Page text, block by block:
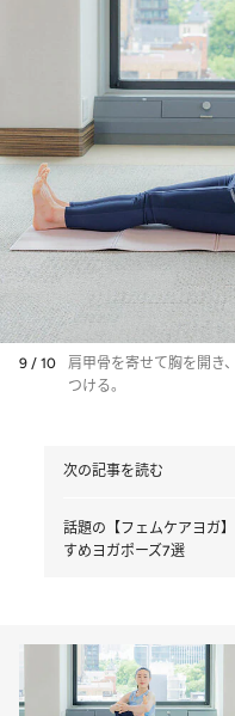
9 / 10
肩甲骨を寄せて胸を開き
つける。
次の記事を読む
話題の【フェムケアヨガ
すめヨガポーズ7選